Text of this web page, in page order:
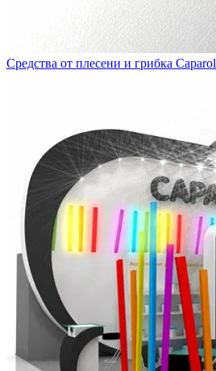
Средства от плесени и грибка Caparol